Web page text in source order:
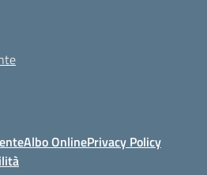
Albo OnlinePrivacy Policy